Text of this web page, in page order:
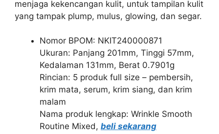
menjaga kekencangan kulit, untuk tampilan kulit
yang tampak plump, mulus, glowing, dan segar.
Nomor BPOM: NKIT240000871
Ukuran: Panjang 201mm, Tinggi 57mm,
Kedalaman 131mm, Berat 0.7901g
Rincian: 5 produk full size – pembersih,
krim mata, serum, krim siang, dan krim
malam
Nama produk lengkap: Wrinkle Smooth
Routine Mixed, beli sekarang